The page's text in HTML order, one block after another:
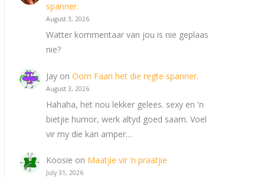
spanner.
August 3, 2026
Watter kommentaar van jou is nie geplaas
nie?
Jay onOom Faan het die regte spanner.
August 3, 2026
Hahaha, het nou lekker gelees. sexy en 'n
bietjie humor, werk altyd goed saam. Voel
vir my die kan amper…
Koosie on Maatjie vir ‘n praatjie
July 31, 2026